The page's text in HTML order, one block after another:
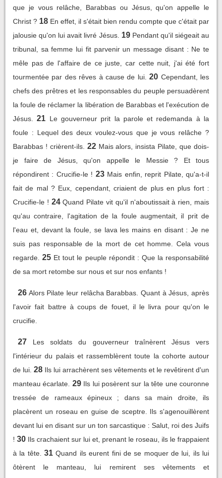
que je vous relâche, Barabbas ou Jésus, qu'on appelle le
Christ ? 18 En effet, il s'était bien rendu compte que c'était par
jalousie qu'on lui avait livré Jésus. 19 Pendant qu'il siégeait au
tribunal, sa femme lui fit parvenir un message disant : Ne te
mêle pas de l'affaire de ce juste, car cette nuit, j'ai été fort
tourmentée par des rêves à cause de lui. 20 Cependant, les
chefs des prêtres et les responsables du peuple persuadèrent
la foule de réclamer la libération de Barabbas et l'exécution de
Jésus.
21 Le gouverneur prit la parole et redemanda à la
foule : Lequel des deux voulez-vous que je vous relâche ?
Barabbas ! crièrent-ils. 22 Mais alors, insista Pilate, que dois-
je faire de Jésus, qu'on appelle le Messie ? Et tous
répondirent : Crucifie-le ! 23 Mais enfin, reprit Pilate, qu'a-t-il
fait de mal ? Eux, cependant, criaient de plus en plus fort :
Crucifie-le ! 24 Quand Pilate vit qu'il n'aboutissait à rien, mais
qu'au contraire, l'agitation de la foule augmentait, il prit de
l'eau et, devant la foule, se lava les mains en disant : Je ne
suis pas responsable de la mort de cet homme. Cela vous
regarde. 25 Et tout le peuple répondit : Que la responsabilité
de sa mort retombe sur nous et sur nos enfants !
26 Alors Pilate leur relâcha Barabbas. Quant à Jésus, après
l'avoir fait battre à coups de fouet, il le livra pour qu'on le
crucifie.
27
Les soldats du gouverneur traînèrent Jésus vers
l'intérieur du palais et rassemblèrent toute la cohorte autour
de lui. 28 Ils lui arrachèrent ses vêtements et le revêtirent d'un
manteau écarlate. 29 Ils lui posèrent sur la tête une couronne
tressée de rameaux épineux ; dans sa main droite, ils
placèrent un roseau en guise de sceptre. Ils s'agenouillèrent
devant lui en disant sur un ton sarcastique : Salut, roi des Juifs
! 30 Ils crachaient sur lui et, prenant le roseau, ils le frappaient
à la tête. 31 Quand ils eurent fini de se moquer de lui, ils lui
ôtèrent le manteau, lui remirent ses vêtements et